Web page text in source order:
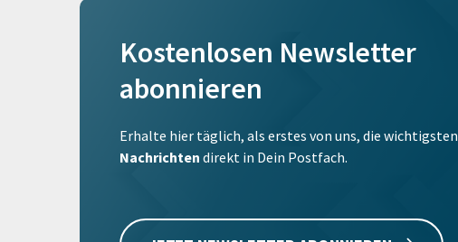
Kostenlosen Newsletter
abonnieren
Erhalte hier täglich, als erstes von uns, die wichtigsten
Nachrichten direkt in Dein Postfach.